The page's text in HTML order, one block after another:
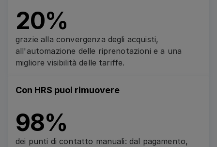
20%
grazie alla convergenza degli acquisti,
all'automazione delle riprenotazioni e a una
migliore visibilità delle tariffe.
Con HRS puoi rimuovere
98%
dei punti di contatto manuali: dal pagamento,